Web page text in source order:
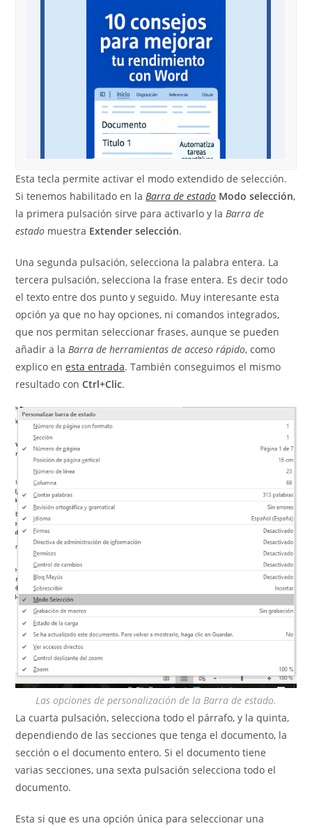
Esta tecla permite activar el modo extendido de selección.
Si tenemos habilitado en laBarra de estado Modo selección,
la primera pulsación sirve para activarlo y laBarra de
estado muestra Extender selección.
Una segunda pulsación, selecciona la palabra entera. La
tercera pulsación, selecciona la frase entera. Es decir todo
el texto entre dos punto y seguido. Muy interesante esta
opción ya que no hay opciones, ni comandos integrados,
que nos permitan seleccionar frases, aunque se pueden
añadir a laBarra de herramientas de acceso rápido, como
explico enesta entrada. También conseguimos el mismo
resultado conCtrl+Clic.
Las opciones de personalización de la Barra de estado.
La cuarta pulsación, selecciona todo el párrafo, y la quinta,
dependiendo de las secciones que tenga el documento, la
sección o el documento entero. Si el documento tiene
varias secciones, una sexta pulsación selecciona todo el
documento.
Esta si que es una opción única para seleccionar una